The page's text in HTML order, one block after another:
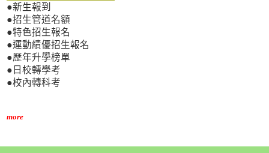
●新生報到
●招生管道名額
●特色招生報名
●運動績優招生報名
●歷年升學榜單
●日校轉學考
●校內轉科考
more